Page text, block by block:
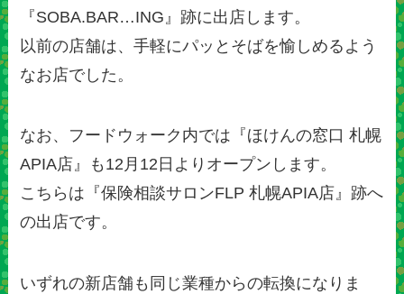
『SOBA.BAR…ING』跡に出店します。
以前の店舗は、手軽にパッとそばを愉しめるよう
なお店でした。
なお、フードウォーク内では『ほけんの窓口 札幌
APIA店』も12月12日よりオープンします。
こちらは『保険相談サロンFLP 札幌APIA店』跡へ
の出店です。
いずれの新店舗も同じ業種からの転換になりま